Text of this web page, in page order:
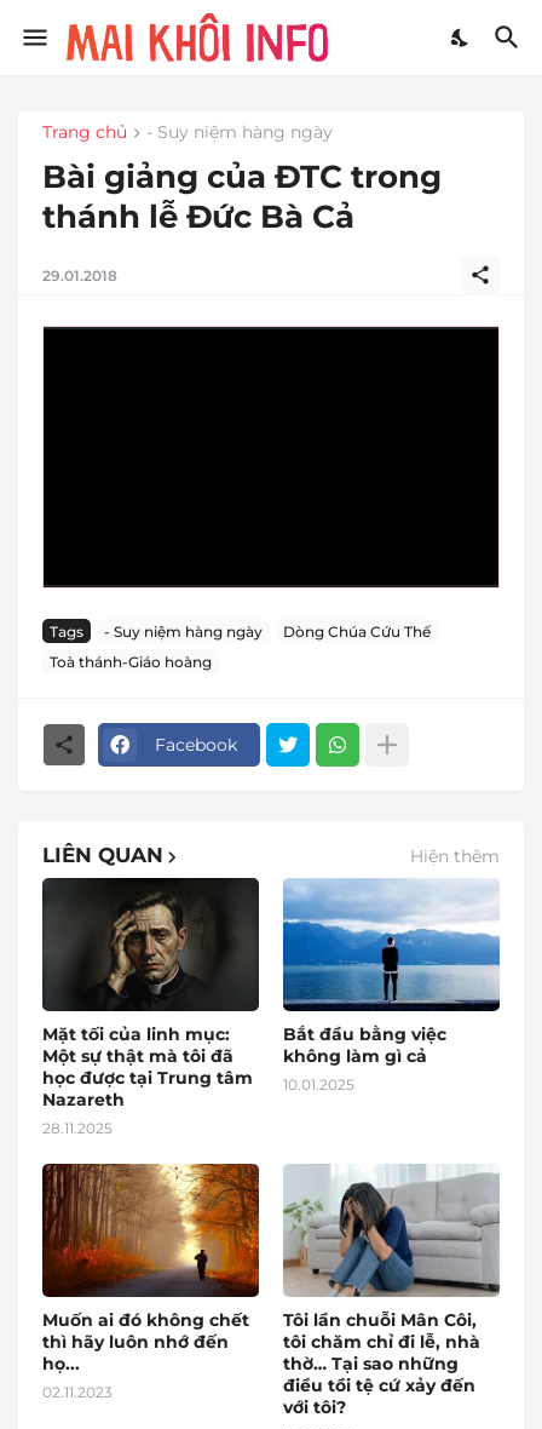
Trang chủ - Suy niệm hàng ngày
Bài giảng của ĐTC trong
thánh lễ Đức Bà Cả
29.01.2018
Tags - Suy niệm hàng ngày
Dòng Chúa Cứu Thế
Toà thánh-Giáo hoàng
Facebook
LIÊN QUAN Hiện thêm
Mặt tối của linh mục:
Một sự thật mà tôi đã
học được tại Trung tâm
Nazareth
28.11.2025
Bắt đầu bằng việc
không làm gì cả
10.01.2025
Muốn ai đó không chết
thì hãy luôn nhớ đến
họ...
02.11.2023
Tôi lần chuỗi Mân Côi,
tôi chăm chỉ đi lễ, nhà
thờ… Tại sao những
điều tồi tệ cứ xảy đến
với tôi?